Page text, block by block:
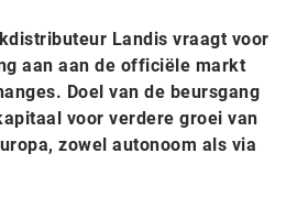
Landis vraagt voor
aan aan de officiële markt
Doel van de beursgang
voor verdere groei van
zowel autonoom als via